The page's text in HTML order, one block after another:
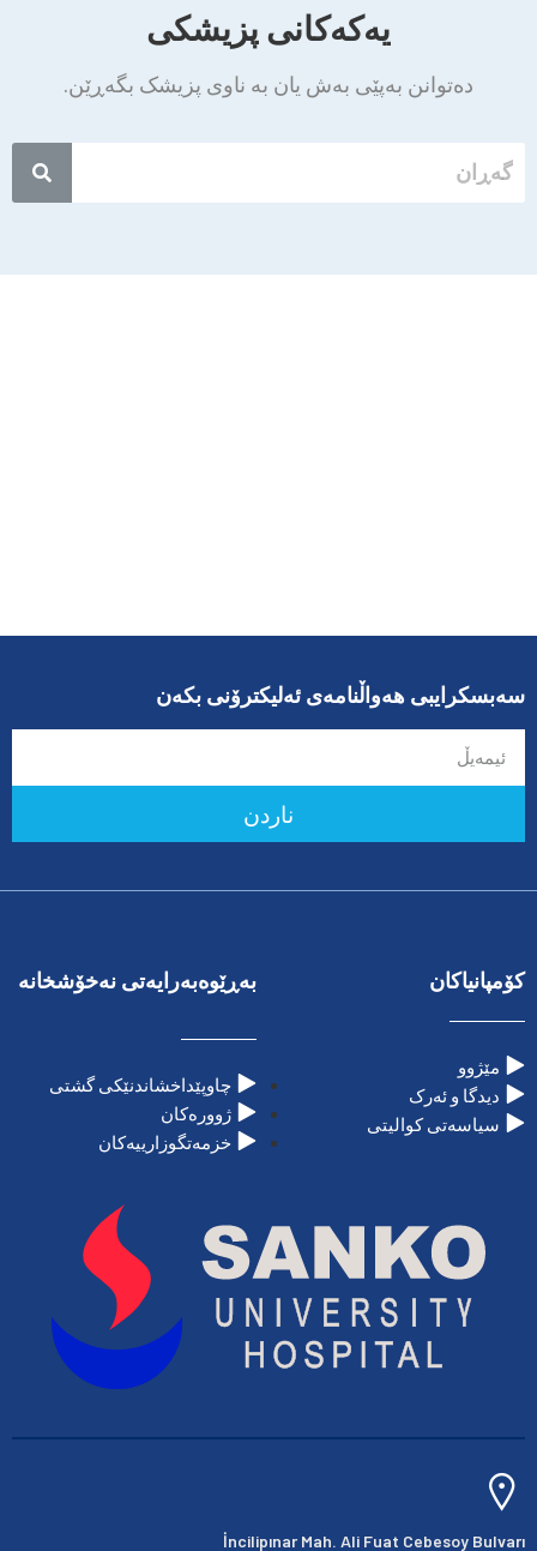
یەکەکانی پزیشکی
دەتوانن بەپێی بەش یان بە ناوی پزیشک بگەڕێن.
سەبسکرایبی هەواڵنامەی ئەلیکترۆنی بکەن
ناردن
کۆمپانیاکان
مێژوو
دیدگا و ئەرک
سیاسەتی کوالیتی
بەڕێوەبەرایەتی نەخۆشخانە
چاوپێداخشاندنێکی گشتی
ژوورەکان
خزمەتگوزارییەکان
İncilipınar Mah. Ali Fuat Cebesoy Bulvarı